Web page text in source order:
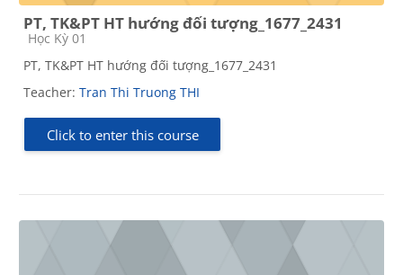
PT, TK&PT HT hướng đối tượng_1677_2431
Course category
Học Kỳ 01
PT, TK&PT HT hướng đối tượng_1677_2431
Teacher: Tran Thi Truong THI
Click to enter this course